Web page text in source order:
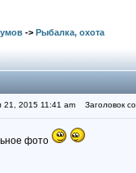
-> Рыбалка, охота
2015 11:41 am Заголовок
фото